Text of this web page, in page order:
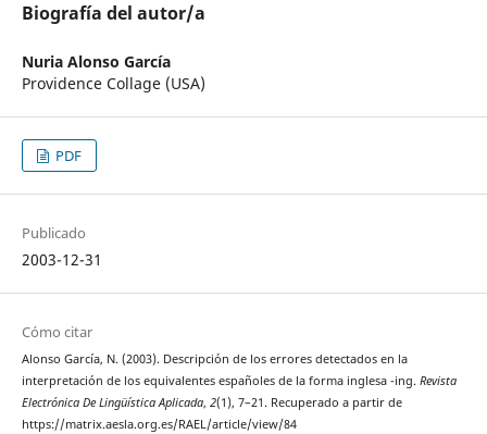
Biografía del autor/a
Nuria Alonso García
Providence Collage (USA)
PDF
Publicado
2003-12-31
Cómo citar
Alonso García, N. (2003). Descripción de los errores detectados en la
interpretación de los equivalentes españoles de la forma inglesa -ing. Revista
Electrónica De Lingüística Aplicada, 2(1), 7–21. Recuperado a partir de
https://matrix.aesla.org.es/RAEL/article/view/84